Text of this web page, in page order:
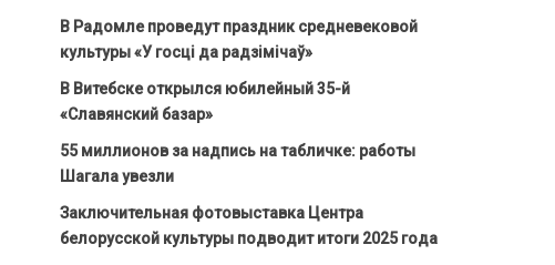
В Радомле проведут праздник средневековой
культуры «У госці да радзімічаў»
В Витебске открылся юбилейный 35-й
«Славянский базар»
55 миллионов за надпись на табличке: работы
Шагала увезли
Заключительная фотовыставка Центра
белорусской культуры подводит итоги 2025 года